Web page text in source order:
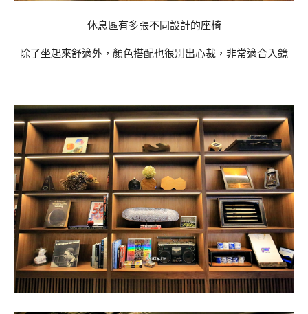
休息區有多張不同設計的座椅
除了坐起來舒適外，顏色搭配也很別出心裁，非常適合入鏡